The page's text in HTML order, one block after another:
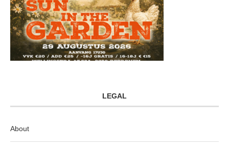
LEGAL
About